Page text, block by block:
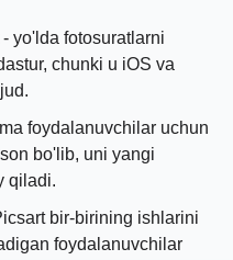
- yo'lda fotosuratlarni
chunki u iOS va
foydalanuvchilar uchun
bo'lib, uni yangi
qiladi.
bir-birining ishlarini
foydalanuvchilar